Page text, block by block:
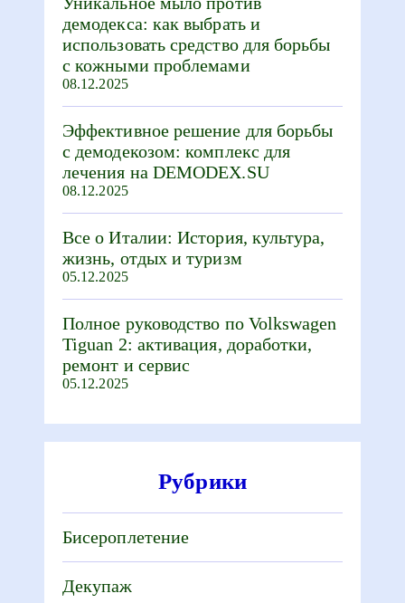
демодекса: как выбрать и
использовать средство для борьбы
с кожными проблемами
08.12.2025
Эффективное решение для борьбы
с демодекозом: комплекс для
лечения на DEMODEX.SU
08.12.2025
Все о Италии: История, культура,
жизнь, отдых и туризм
05.12.2025
Полное руководство по Volkswagen
Tiguan 2: активация, доработки,
ремонт и сервис
05.12.2025
Рубрики
Бисероплетение
Декупаж